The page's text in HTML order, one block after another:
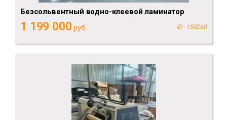
Безсольвентный водно-клеевой ламинатор
1 199 000 руб. ID - 150260